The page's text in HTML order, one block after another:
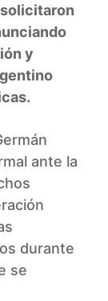
y
ante la
durante
se